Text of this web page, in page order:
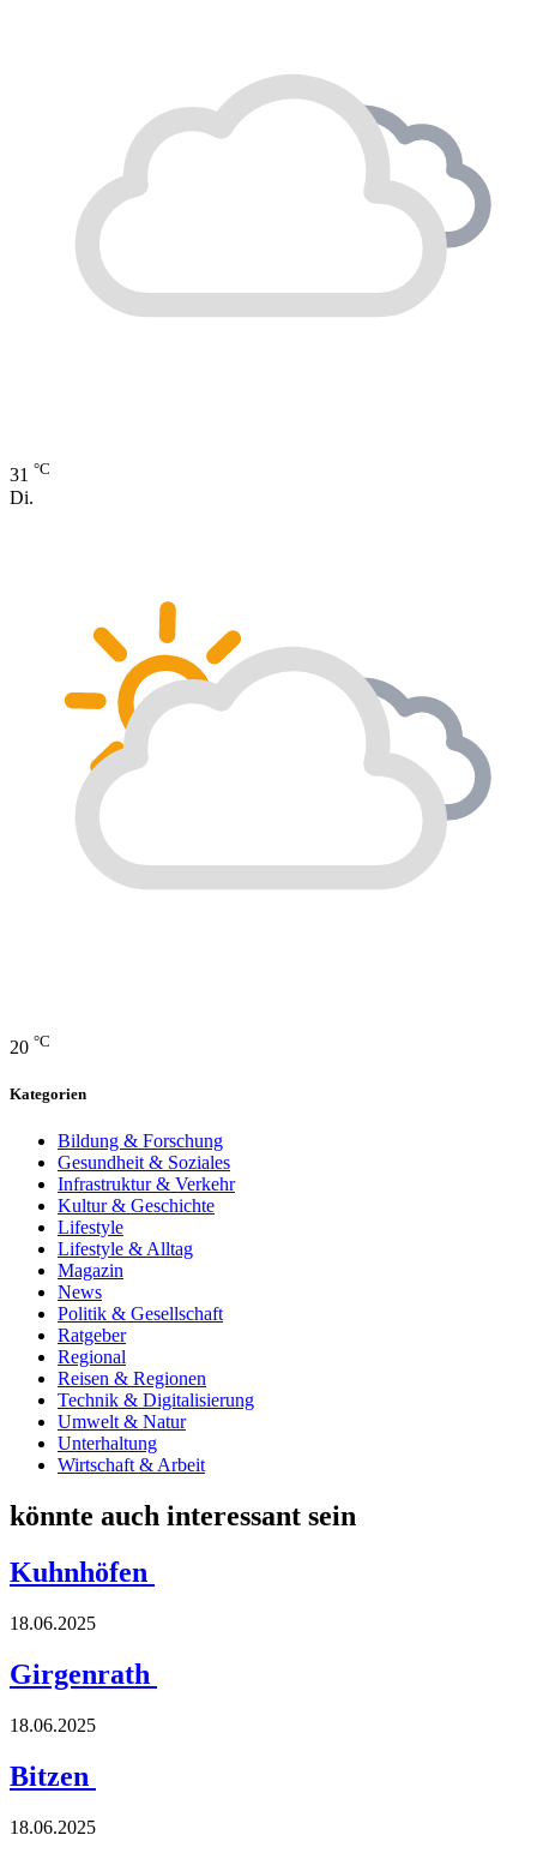
31 °C
Di.
20 °C
Kategorien
Bildung & Forschung
Gesundheit & Soziales
Infrastruktur & Verkehr
Kultur & Geschichte
Lifestyle
Lifestyle & Alltag
Magazin
News
Politik & Gesellschaft
Ratgeber
Regional
Reisen & Regionen
Technik & Digitalisierung
Umwelt & Natur
Unterhaltung
Wirtschaft & Arbeit
könnte auch interessant sein
Kuhnhöfen
18.06.2025
Girgenrath
18.06.2025
Bitzen
18.06.2025